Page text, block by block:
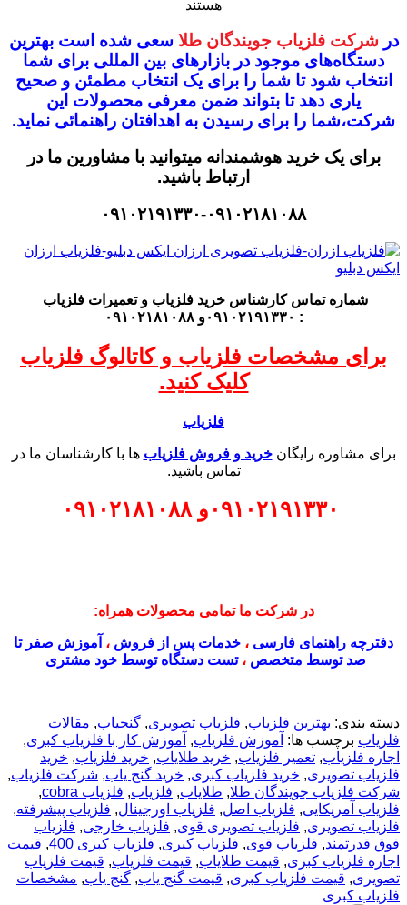
هستند
در شرکت فلزیاب جویندگان طلا سعی شده است بهترین
دستگاه‌های موجود در بازار‌های بین المللی برای شما
انتخاب شودتا شما را برای یک انتخاب مطمئن و صحیح
یاری دهد تا بتواند ضمن معرفی محصولات این
شرکت،شما را برای رسیدن به اهدافتان راهنمائی نماید.
برای یک خرید هوشمندانه میتوانید با مشاورین ما در
ارتباط باشید.
۰۹۱۰۲۱۹۱۳۳۰-۰۹۱۰۲۱۸۱۰۸۸
شماره تماس کارشناس خرید فلزیاب و تعمیرات فلزیاب
: ۰۹۱۰۲۱۹۱۳۳۰و ۰۹۱۰۲۱۸۱۰۸۸
برای مشخصات فلزیاب و کاتالوگ فلزیاب
کلیک کنید.
فلزیاب
برای مشاوره رایگانخرید و فروش فلزیاب ها با کارشناسان ما در
تماس باشید.
۰۹۱۰۲۱۹۱۳۳۰ و۰۹۱۰۲۱۸۱۰۸۸
در شرکت ما تمامی محصولات همراه:
دفترچه راهنمای فارسی ، خدمات پس از فروش ، آموزش صفر تا
صد توسط متخصص ،تست دستگاه توسط خود مشتری
دسته بندی: بهترین فلزیاب, فلزیاب تصویری, گنجیاب, مقالات
فلزیاب برچسب ها: آموزش فلزیاب, آموزش کار با فلزیاب کبری,
اجاره فلزیاب, تعمیر فلزیاب, خرید طلایاب, خرید فلزیاب, خرید
فلزیاب تصویری, خرید فلزیاب کبری, خرید گنج یاب, شرکت فلزیاب,
شرکت فلزیاب جویندگان طلا, طلایاب, فلزیاب, فلزیاب cobra
,
فلزیاب آمریکایی, فلزیاب اصل, فلزیاب اورجینال, فلزیاب پیشرفته,
فلزیاب تصویری, فلزیاب تصویری قوی, فلزیاب خارجی, فلزیاب
فوق قدرتمند, فلزیاب قوی, فلزیاب کبری, فلزیاب کبری 400 , قیمت
اجاره فلزیاب کبری, قیمت طلایاب, قیمت فلزیاب, قیمت فلزیاب
تصویری, قیمت فلزیاب کبری, قیمت گنج یاب, گنج یاب, مشخصات
فلزیاب کبری